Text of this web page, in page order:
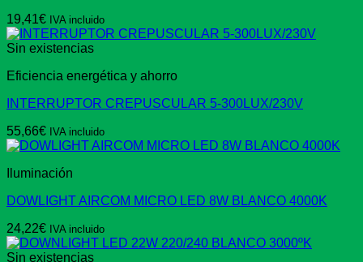
19,41€ IVA incluido
Sin existencias
Eficiencia energética y ahorro
INTERRUPTOR CREPUSCULAR 5-300LUX/230V
55,66€ IVA incluido
Iluminación
DOWLIGHT AIRCOM MICRO LED 8W BLANCO 4000K
24,22€ IVA incluido
Sin existencias